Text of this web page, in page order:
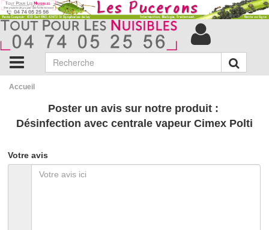
Accueil
Poster un avis sur notre produit :
Désinfection avec centrale vapeur Cimex Polti
Votre avis